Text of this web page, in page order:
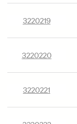
3220219
3220220
3220221